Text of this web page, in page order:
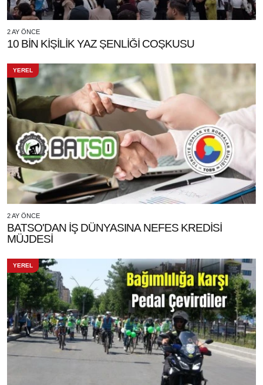
2 AY ÖNCE
10 BİN KİŞİLİK YAZ ŞENLİĞİ COŞKUSU
YEREL
2 AY ÖNCE
BATSO'DAN İŞ DÜNYASINA NEFES KREDİSİ
MÜJDESİ
YEREL